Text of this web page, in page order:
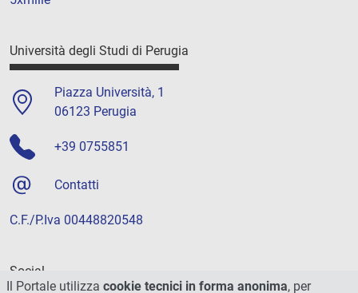
Università degli Studi di Perugia
Piazza Università, 1
06123 Perugia
+39 0755851
Contatti
C.F./P.Iva 00448820548
Social
Il Portale utilizza cookie tecnici in forma anonima, per